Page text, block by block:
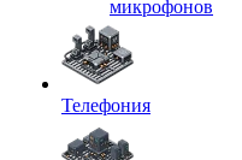
микрофонов
Телефония